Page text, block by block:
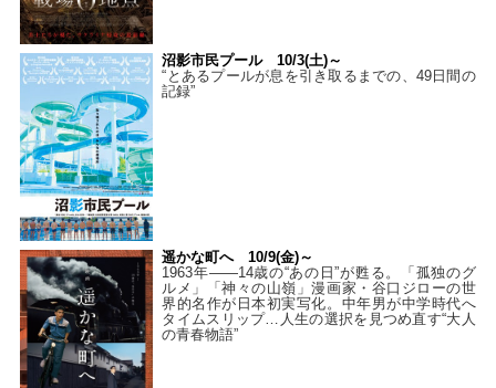
沼影市民プール 10/3(土)～
“とあるプールが息を引き取るまでの、49日間の
記録”
遥かな町へ 10/9(金)～
1963年――14歳の“あの日”が甦る。「孤独のグ
ルメ」「神々の山嶺」漫画家・谷口ジローの世
界的名作が日本初実写化。中年男が中学時代へ
タイムスリップ…人生の選択を見つめ直す“大人
の青春物語”